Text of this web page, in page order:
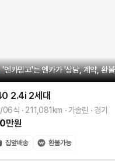
'엔카믿고'는 엔카가 '상담, 계약, 환
2.4i 2세대
06식 211,081 km 가솔린 경기
만원